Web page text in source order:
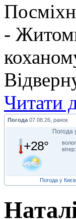
-
Читати
Погода 07.08.26, ранок
Погода
+28°
вітер:
Погода у